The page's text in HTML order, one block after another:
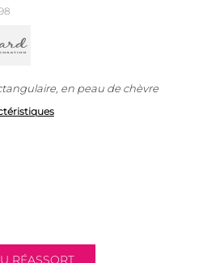
en peau de chèvre